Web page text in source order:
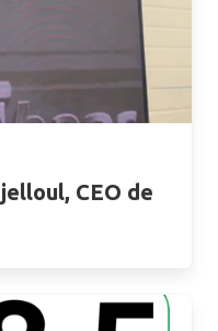
CEO de